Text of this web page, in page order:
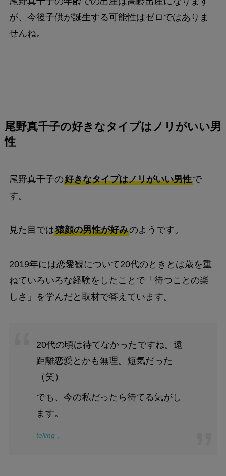
が、今後子供が誕生する可能性はゼロではありま
せんね。
尾野真千子の好きなタイプはノリがいい男
性
尾野真千子の好きなタイプはノリがいい男性で
す。
見た目では猿顔の男性が好みのようです。
2019年には恋愛観について20代のときとは歳を重
ねていろいろな経験をしたことで「待つことの楽
しさ」を学んだと取材で答えています。
20代の頃は待てなかったですね。遠
距離恋愛とかも無理。短気だった
（笑）
でも、今の私だったら待てる気がし
ます。
telling，